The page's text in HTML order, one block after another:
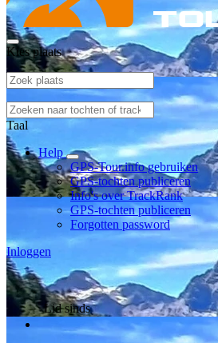
Kies plaats
Taal
Help
GPS-Tour.info gebruiken
GPS-tochten publiceren
Info's over TrackRank
GPS-tochten publiceren
Forgotten password
Inloggen
Lid sinds